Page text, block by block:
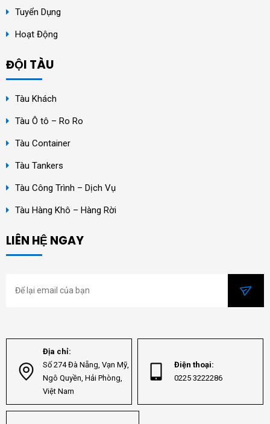
Tuyển Dụng
Hoạt Động
ĐỘI TÀU
Tàu Khách
Tàu Ô tô – Ro Ro
Tàu Container
Tàu Tankers
Tàu Công Trình – Dịch Vụ
Tàu Hàng Khô – Hàng Rời
LIÊN HỆ NGAY
Địa chỉ:
Số 274 Đà Nẵng, Vạn Mỹ,
Ngô Quyền, Hải Phòng,
Việt Nam
Điện thoại:
0225 3222286